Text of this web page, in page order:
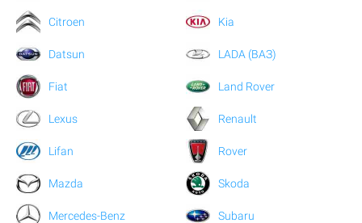
Citroen
Datsun
Fiat
Kia
LADA (ВАЗ)
Land Rover
Lexus
Lifan
Mazda
Mercedes-Benz
Renault
Rover
Skoda
Subaru